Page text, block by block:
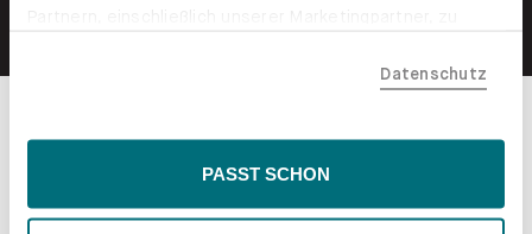
der EU, beispielsweise in den USA, verarbeitet werden
Inhalte eingeschränkt sein könnten. Wähle
deiner Präferenzen. Du kannst deine Wahl jederzeit
Datenschutz
PASST SCHON